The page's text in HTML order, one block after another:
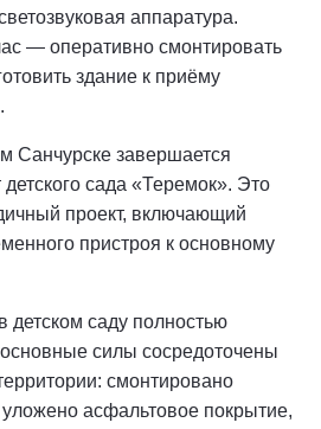
аппаратура.
— оперативно смонтировать
здание к приёму
Санчурске завершается
сада «Теремок». Это
проект, включающий
пристроя к основному
детском саду полностью
силы сосредоточены
смонтировано
асфальтовое покрытие,